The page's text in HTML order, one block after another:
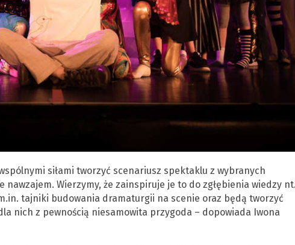
siłami tworzyć scenariusz spektaklu z wybranych
Wierzymy, że zainspiruje je to do zgłębienia wiedzy nt.
tajniki budowania dramaturgii na scenie oraz będą tworzyć
nich z pewnością niesamowita przygoda – dopowiada Iwona